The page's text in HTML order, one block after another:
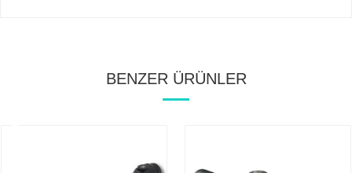
BENZER ÜRÜNLER